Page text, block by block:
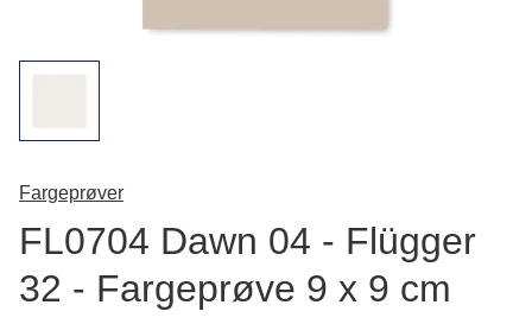
Fargeprøver
FL0704 Dawn 04 - Flügger
32 - Fargeprøve 9 x 9 cm